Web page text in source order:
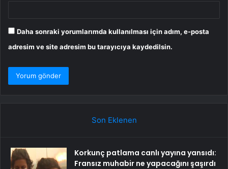
Daha sonraki yorumlarımda kullanılması için adım, e-posta
adresim ve site adresim bu tarayıcıya kaydedilsin.
Son Eklenen
Korkunç patlama canlı yayına yansıdı:
Fransız muhabir ne yapacağını şaşırdı